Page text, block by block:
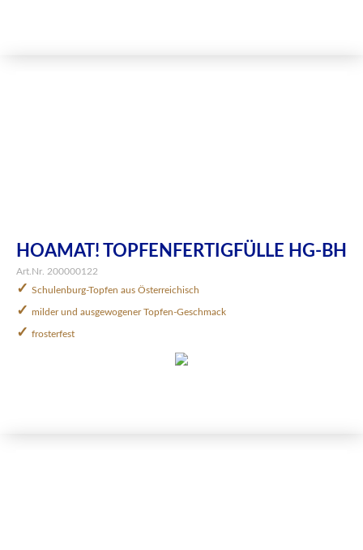
HOAMAT! TOPFENFERTIGFÜLLE HG-BH
Art.Nr. 200000122
✓ Schulenburg-Topfen aus Österreichisch
✓ milder und ausgewogener Topfen-Geschmack
✓ frosterfest